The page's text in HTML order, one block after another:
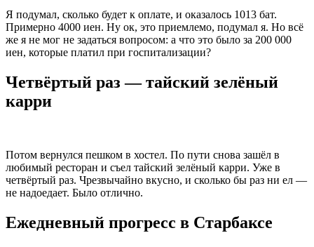
Я подумал, сколько будет к оплате, и оказалось 1013 бат.
Примерно 4000 иен. Ну ок, это приемлемо, подумал я. Но всё
же я не мог не задаться вопросом: а что это было за 200 000
иен, которые платил при госпитализации?
Четвёртый раз — тайский зелёный
карри
Потом вернулся пешком в хостел. По пути снова зашёл в
любимый ресторан и съел тайский зелёный карри. Уже в
четвёртый раз. Чрезвычайно вкусно, и сколько бы раз ни ел —
не надоедает. Было отлично.
Ежедневный прогресс в Старбаксе